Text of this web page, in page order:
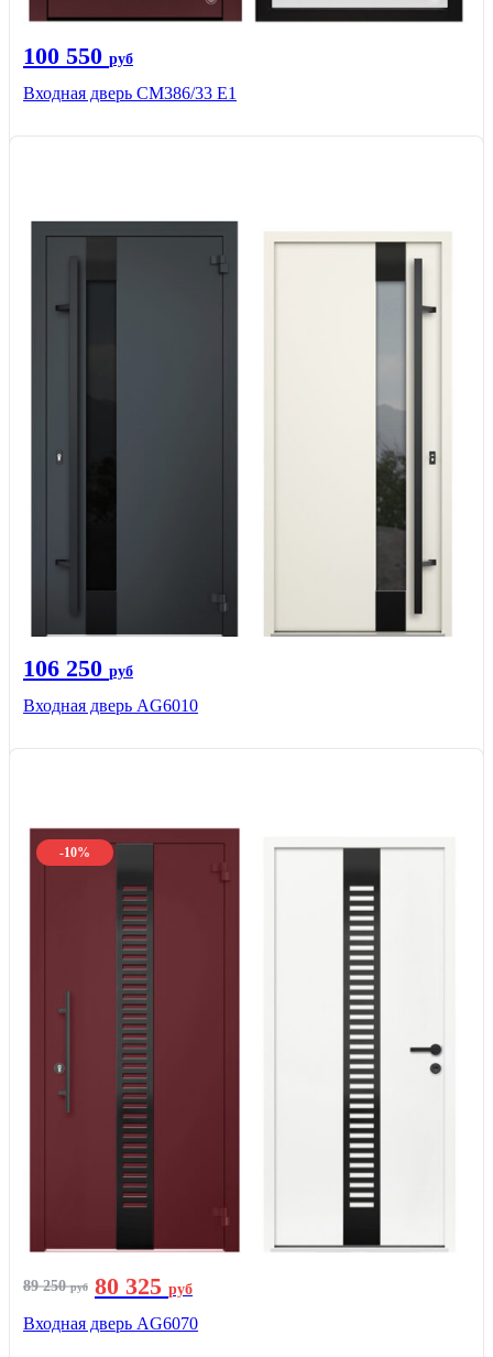
100 550 руб
Входная дверь СМ386/33 Е1
106 250 руб
Входная дверь AG6010
-10%
89 250руб 80 325 руб
Входная дверь AG6070